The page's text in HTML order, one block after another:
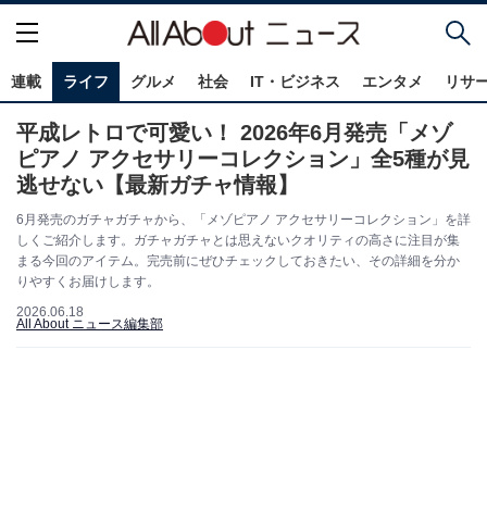
連載 ライフ グルメ 社会 IT・ビジネス エンタメ リサ
平成レトロで可愛い！ 2026年6月発売「メゾ
ピアノ アクセサリーコレクション」全5種が見
逃せない【最新ガチャ情報】
6月発売のガチャガチャから、「メゾピアノ アクセサリーコレクション」を詳
しくご紹介します。ガチャガチャとは思えないクオリティの高さに注目が集
まる今回のアイテム。完売前にぜひチェックしておきたい、その詳細を分か
りやすくお届けします。
2026.06.18
All About ニュース編集部